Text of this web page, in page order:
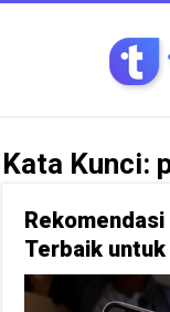
Kata Kunci:
Terbaik untuk